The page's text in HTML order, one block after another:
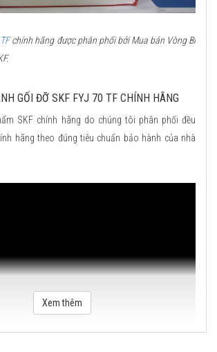
chính hãng được phân phối bởi Mua bán Vòng Bi
GỐI ĐỠ SKF FYJ 70 TF CHÍNH HÃNG
SKF chính hãng do chúng tôi phân phối đều
hãng theo đúng tiêu chuẩn bảo hành của nhà
Xem thêm